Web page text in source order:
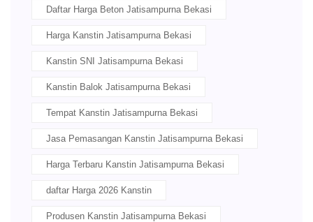
Daftar Harga Beton Jatisampurna Bekasi
Harga Kanstin Jatisampurna Bekasi
Kanstin SNI Jatisampurna Bekasi
Kanstin Balok Jatisampurna Bekasi
Tempat Kanstin Jatisampurna Bekasi
Jasa Pemasangan Kanstin Jatisampurna Bekasi
Harga Terbaru Kanstin Jatisampurna Bekasi
daftar Harga 2026 Kanstin
Produsen Kanstin Jatisampurna Bekasi